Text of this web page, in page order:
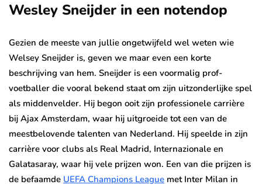
Wesley Sneijder in een notendop
Gezien de meeste van jullie ongetwijfeld wel weten wie
Welsey Sneijder is, geven we maar even een korte
beschrijving van hem. Sneijder is een voormalig prof-
voetballer die vooral bekend staat om zijn uitzonderlijke spel
als middenvelder. Hij begon ooit zijn professionele carrière
bij Ajax Amsterdam, waar hij uitgroeide tot een van de
meestbelovende talenten van Nederland. Hij speelde in zijn
carrière voor clubs als Real Madrid, Internazionale en
Galatasaray, waar hij vele prijzen won. Een van die prijzen is
de befaamde UEFA Champions League met Inter Milan in